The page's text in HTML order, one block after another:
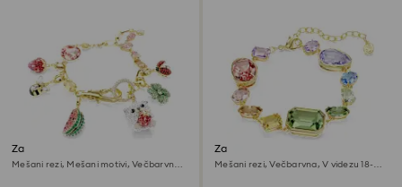
Zapestnica Idyllia
Mešani rezi, Mešani motivi, Večbarvna,
Zapestnica Gema
Mešani rezi, Večbarvna, V videzu 18-